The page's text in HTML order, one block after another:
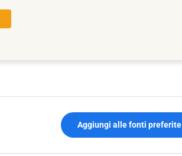
Aggiungi alle fonti preferite